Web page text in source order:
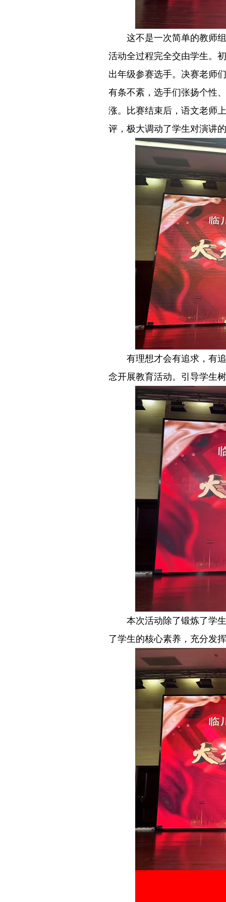
这不是一次简单的教师
活动全过程完全交由学生。
出年级参赛选手。决赛老师
有条不紊，选手们张扬个性
涨。比赛结束后，语文老师
评，极大调动了学生对演讲
有理想才会有追求，有
念开展教育活动。引导学生
本次活动除了锻炼了学
了学生的核心素养，充分发